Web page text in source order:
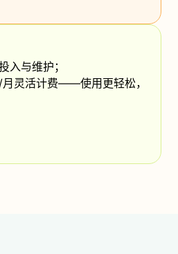
入与维护；
灵活计费——使用更轻松，